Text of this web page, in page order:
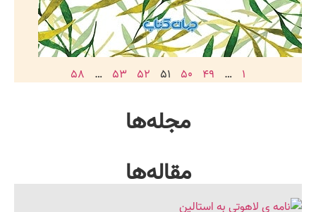
۱ … ۴۹ ۵۰ ۵۱ ۵۲ ۵۳ … ۵۸
مجله‌ها
مقاله‌ها